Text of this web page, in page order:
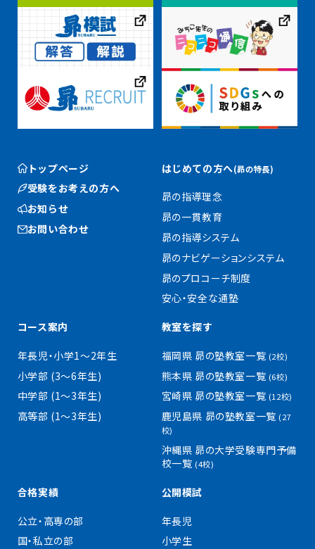
トップページ
受験をお考えの方へ
お知らせ
お問い合わせ
はじめての方へ(昴の特長)
昴の指導理念
昴の一貫教育
昴の指導システム
昴のナビゲーションシステム
昴のプロコーチ制度
安心・安全な通塾
コース案内
年長児・小学1〜2年生
小学部 (3〜6年生)
中学部 (1〜3年生)
高等部 (1〜3年生)
教室を探す
福岡県 昴の塾教室一覧 (2校)
熊本県 昴の塾教室一覧 (6校)
宮崎県 昴の塾教室一覧 (12校)
鹿児島県 昴の塾教室一覧(27
校)
沖縄県 昴の大学受験専門予備
校一覧 (4校)
合格実績
公立・高専の部
国・私立の部
公開模試
年長児
小学生